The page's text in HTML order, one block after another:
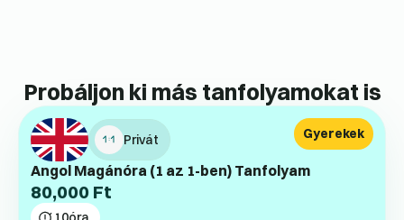
Probáljon ki más tanfolyamokat is
Privát
Angol Magánóra (1 az 1-ben) Tanfolyam
80,000 Ft
Gyerekek